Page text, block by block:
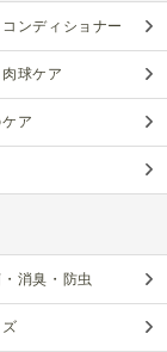
ンディショナー
球ケア
ア
消臭・防虫